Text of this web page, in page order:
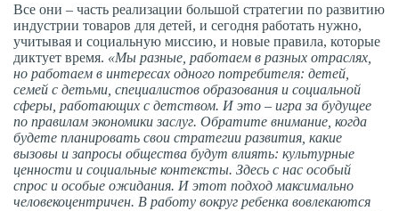
Все они – часть реализации большой стратегии по развитию
индустрии товаров для детей, и сегодня работать нужно,
учитывая и социальную миссию, и новые правила, которые
диктует время. «Мы разные, работаем в разных отраслях,
но работаем в интересах одного потребителя: детей,
семей с детьми, специалистов образования и социальной
сферы, работающих с детством. И это – игра за будущее
по правилам экономики заслуг. Обратите внимание, когда
будете планировать свои стратегии развития, какие
вызовы и запросы общества будут влиять: культурные
ценности и социальные контексты. Здесь с нас особый
спрос и особые ожидания. И этот подход максимально
человекоцентричен. В работу вокруг ребенка вовлекаются